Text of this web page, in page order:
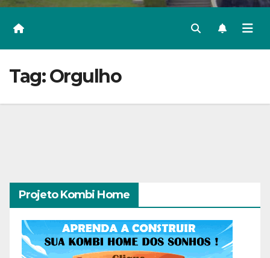
Tag:Orgulho
Projeto Kombi Home